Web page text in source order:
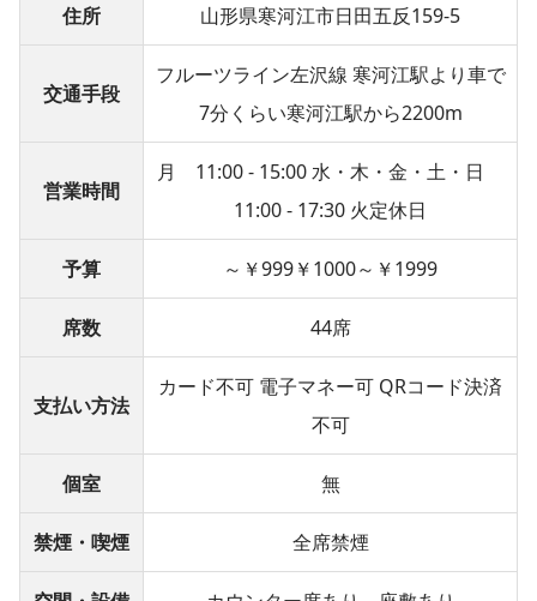
住所 山形県寒河江市日田五反159-5
交通手段
フルーツライン左沢線 寒河江駅より車で
7分くらい寒河江駅から2200m
営業時間
月 11:00 - 15:00 水・木・金・土・日
11:00 - 17:30 火定休日
予算 ～￥999￥1000～￥1999
席数 44席
支払い方法
カード不可 電子マネー可 QRコード決済
不可
個室 無
禁煙・喫煙 全席禁煙